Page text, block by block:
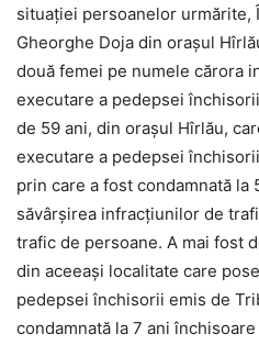
situaţiei persoanelor urmărite,
Gheorghe Doja din oraşul
două femei pe numele cărora
executare a pedepsei
de 59 ani, din oraşul Hîrlău,
executare a pedepsei
prin care a fost condamnată la
săvârşirea infracţiunilor de
trafic de persoane. A mai fost
din aceeaşi localitate care
pedepsei închisorii emis de
condamnată la 7 ani